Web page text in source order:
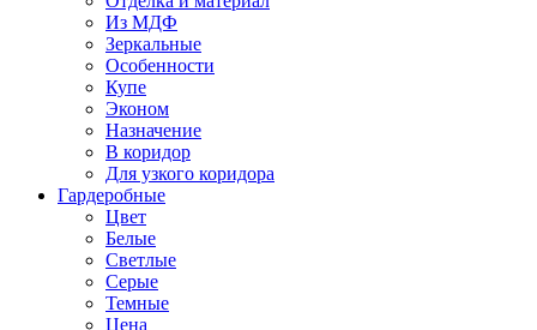
Из МДФ
Зеркальные
Особенности
Купе
Эконом
Назначение
В коридор
Для узкого коридора
Гардеробные
Цвет
Белые
Светлые
Серые
Темные
Цена